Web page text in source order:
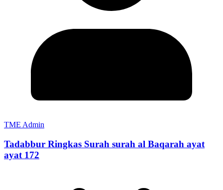
TME Admin
Tadabbur Ringkas Surah surah al Baqarah ayat
ayat 172